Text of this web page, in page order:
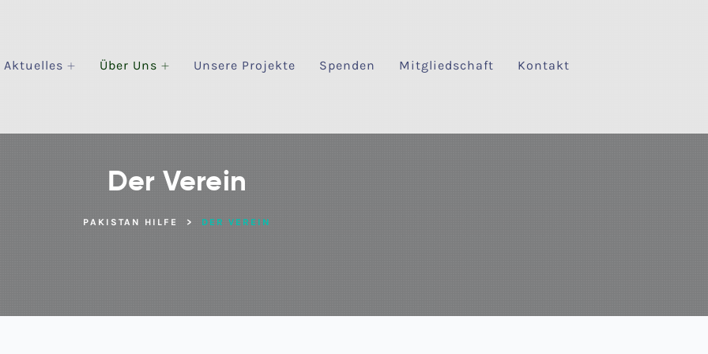
Aktuelles Über Uns Unsere Projekte Spenden Mitgliedschaft Kontakt
Der Verein
PAKISTAN HILFE > DER VEREIN